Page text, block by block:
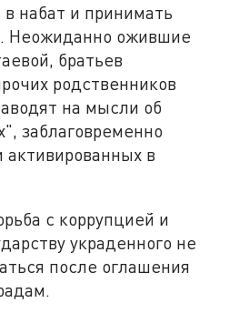
набат и принимать
Неожиданно ожившие
братьев
родственников
на мысли об
заблаговременно
активированных в
с коррупцией и
украденного не
после оглашения